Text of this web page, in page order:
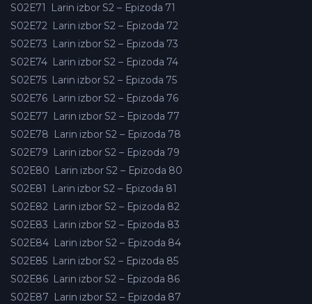
S02E71
Larin izbor S2 – Epizoda 71
S02E72 Larin izbor S2 – Epizoda 72
S02E73 Larin izbor S2 – Epizoda 73
S02E74 Larin izbor S2 – Epizoda 74
S02E75 Larin izbor S2 – Epizoda 75
S02E76 Larin izbor S2 – Epizoda 76
S02E77 Larin izbor S2 – Epizoda 77
S02E78 Larin izbor S2 – Epizoda 78
S02E79 Larin izbor S2 – Epizoda 79
S02E80 Larin izbor S2 – Epizoda 80
S02E81
Larin izbor S2 – Epizoda 81
S02E82 Larin izbor S2 – Epizoda 82
S02E83 Larin izbor S2 – Epizoda 83
S02E84 Larin izbor S2 – Epizoda 84
S02E85 Larin izbor S2 – Epizoda 85
S02E86 Larin izbor S2 – Epizoda 86
S02E87 Larin izbor S2 – Epizoda 87